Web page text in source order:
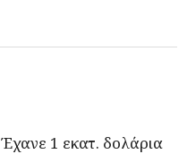
Έχανε 1 εκατ. δολάρια